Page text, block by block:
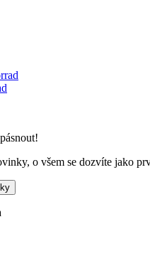
o všem se dozvíte jako